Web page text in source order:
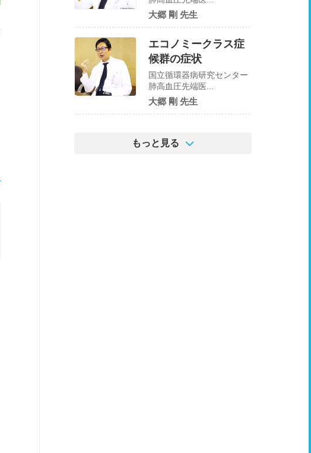
大郷 剛 先生
エコノミークラス症
候群の症状
国立循環器病研究センター
肺高血圧先端医...
大郷 剛 先生
もっと見る